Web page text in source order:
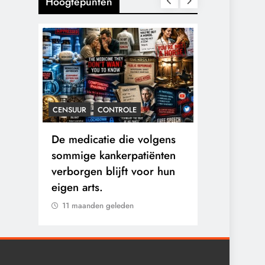
CENSUUR CONTROLE
De medicatie die volgens
sommige kankerpatiënten
verborgen blijft voor hun
eigen arts.
11 maanden geleden